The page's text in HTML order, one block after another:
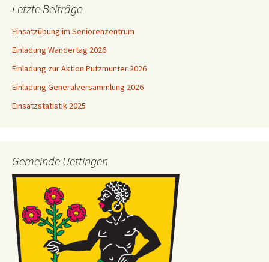
Letzte Beiträge
Einsatzübung im Seniorenzentrum
Einladung Wandertag 2026
Einladung zur Aktion Putzmunter 2026
Einladung Generalversammlung 2026
Einsatzstatistik 2025
Gemeinde Uettingen